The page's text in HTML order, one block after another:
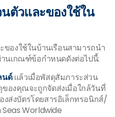
ตัวและของใช้ใน
องใช้ในบ้านเรือนสามารถนำ
นเกณฑ์ข้อกำหนดดังต่อไปนี้:
นด์แล้วเมื่อพัสดุสัมภาระส่วน
องคุณจะถูกจัดส่งเมื่อใกล้วันที่
ส่งบัตรโดยสารอิเล็กทรอนิกส์/
Worldwide